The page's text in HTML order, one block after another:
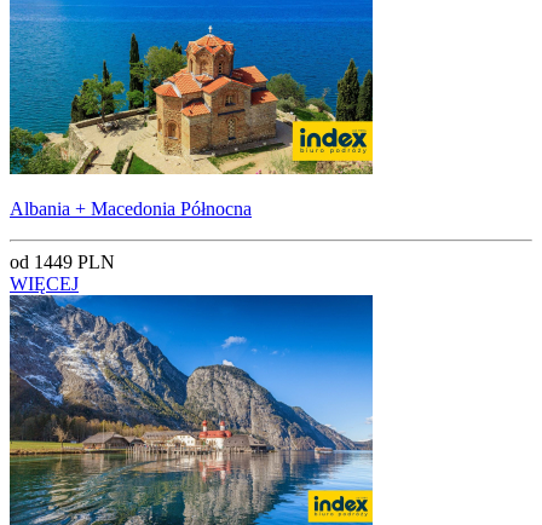
Albania + Macedonia Północna
od 1449 PLN
WIĘCEJ